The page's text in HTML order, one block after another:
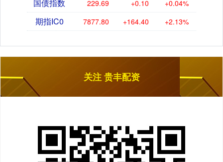
国债指数 229.69 +0.10 +0.04%
期指IC0 7877.80 +164.40 +2.13%
关注 贵丰配资